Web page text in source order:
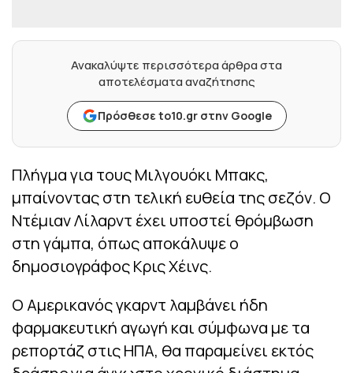
Ανακαλύψτε περισσότερα άρθρα στα
αποτελέσματα αναζήτησης
Πρόσθεσε to10.gr στην Google
Πλήγμα για τους Μιλγουόκι Μπακς,
μπαίνοντας στη τελική ευθεία της σεζόν. Ο
Ντέμιαν Λίλαρντ έχει υποστεί θρόμβωση
στη γάμπα, όπως αποκάλυψε ο
δημοσιογράφος Κρις Χέινς.
Ο Αμερικανός γκαρντ λαμβάνει ήδη
φαρμακευτική αγωγή και σύμφωνα με τα
ρεπορτάζ στις ΗΠΑ, θα παραμείνει εκτός